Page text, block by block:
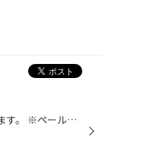
ペトロナス シンティウム3000 粘度5ｗ-30 5ｗ-40が常時在庫しております。 ※ペール缶の在庫なので、無駄の出ない量り売りが可能です。 国産車・輸入車問わずオススメ出来る高性能オイルです。 是非一度お試し下さい。 ↓商品紹介（ペトロナスHPより転載です ペトロナス シンティウム3000(5W-30)は PE...